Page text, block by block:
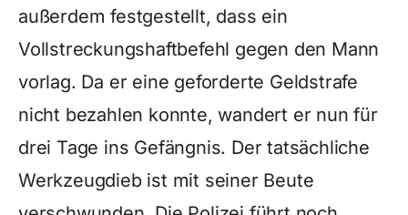
außerdem festgestellt, dass ein
Vollstreckungshaftbefehl gegen den Mann
vorlag. Da er eine geforderte Geldstrafe
nicht bezahlen konnte, wandert er nun für
drei Tage ins Gefängnis. Der tatsächliche
Werkzeugdieb ist mit seiner Beute